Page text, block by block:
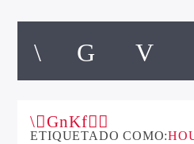
ETIQUETADO COMO: